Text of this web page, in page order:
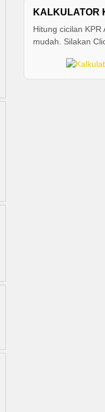
KALKULATOR
Hitung cicilan KPR
mudah. Silakan